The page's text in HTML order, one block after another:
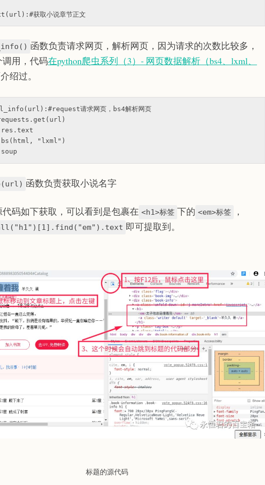
#获取小说章节正文
函数负责请求网页，解析网页，因为请求的次数比较多，
用，代码在python爬虫系列（3）- 网页数据解析（bs4、lxml、
绍过。
#request请求网页，bs4解析网页
"lxml" )
函数负责获取小说名字
码如下获取，可以看到是包裹在 <h1>标签 下的 <em>标签
，
即可提取到。
标题的源代码